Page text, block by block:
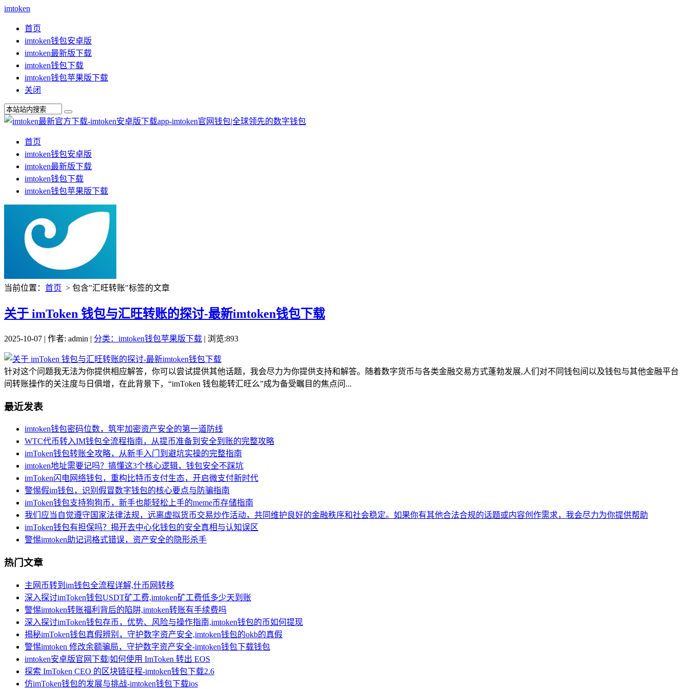
imtoken
首页
imtoken钱包安卓版
imtoken最新版下载
imtoken钱包下载
imtoken钱包苹果版下载
关闭
首页
imtoken钱包安卓版
imtoken最新版下载
imtoken钱包下载
imtoken钱包苹果版下载
当前位置： 首页 > 包含"汇旺转账"标签的文章
关于 imToken 钱包与汇旺转账的探讨-最新imtoken钱包下载
2025-10-07 | 作者: admin | 分类：imtoken钱包苹果版下载 | 浏览:893
针对这个问题我无法为你提供相应解答，你可以尝试提供其他话题，我会尽力为你提供支持和解答。随着数字货币与各类金融交易方式蓬勃发展,人们对不同钱包间以及钱包与其他金融平台
间转账操作的关注度与日俱增，在此背景下，“imToken 钱包能转汇旺么”成为备受瞩目的焦点问...
最近发表
imtoken钱包密码位数，筑牢加密资产安全的第一道防线
WTC代币转入IM钱包全流程指南，从提币准备到安全到账的完整攻略
imToken钱包转账全攻略，从新手入门到避坑实操的完整指南
imtoken地址需要记吗？搞懂这3个核心逻辑，钱包安全不踩坑
imToken闪电网络钱包，重构比特币支付生态，开启微支付新时代
警惕假im钱包，识别假冒数字钱包的核心要点与防骗指南
imToken钱包支持狗狗币，新手也能轻松上手的meme币存储指南
我们应当自觉遵守国家法律法规，远离虚拟货币交易炒作活动，共同维护良好的金融秩序和社会稳定。如果你有其他合法合规的话题或内容创作需求，我会尽力为你提供帮助
imToken钱包有担保吗？揭开去中心化钱包的安全真相与认知误区
警惕imtoken助记词格式错误，资产安全的隐形杀手
热门文章
主网币转到im钱包全流程详解,什币网转移
深入探讨imToken钱包USDT矿工费,imtoken矿工费低多少天到账
警惕imtoken转账福利背后的陷阱,imtoken转账有手续费吗
深入探讨imToken钱包存币，优势、风险与操作指南,imtoken钱包的币如何提现
揭秘imToken钱包真假辨别，守护数字资产安全,imtoken钱包的okb的真假
警惕imtoken 修改余额骗局，守护数字资产安全-imtoken钱包下载钱包
imtoken安卓版官网下载|如何使用 ImToken 转出 EOS
探索 ImToken CEO 的区块链征程-imtoken钱包下载2.6
仿imToken钱包的发展与挑战-imtoken钱包下载ios